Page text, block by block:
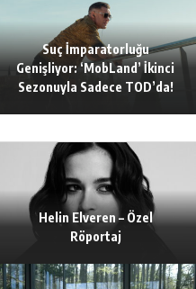
Suç İmparatorluğu
Genişliyor: ‘MobLand’ İkinci
Sezonuyla Sadece TOD’da!
Helin Elveren – Özel
Röportaj